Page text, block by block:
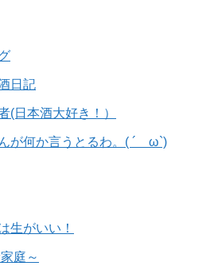
日記
(日本酒大好き！）
が何か言うとるわ。( ´ ω`)
生がいい！
庭～